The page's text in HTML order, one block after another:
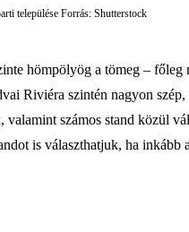
települése Forrás: Shutterstock
hömpölyög a tömeg –
Riviéra szintén nagyon
valamint számos stand közül
is választhatjuk, ha inkább